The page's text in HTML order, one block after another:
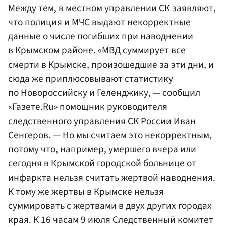
Между тем, в местномуправлении СКзаявляют,
что полиция и МЧС выдают некорректные
данные о числе погибших при наводнении
в Крымском районе. «МВД суммирует все
смерти в Крымске, произошедшие за эти дни, и
сюда же приплюсовывают статистику
по Новороссийску и Геленджику, — сообщил
«Газете.Ru» помощник руководителя
следственного управления СК России Иван
Сенгеров. — Но мы считаем это некорректным,
потому что, например, умершего вчера или
сегодня в Крымской городской больнице от
инфаркта нельзя считать жертвой наводнения.
К тому же жертвы в Крымске нельзя
суммировать с жертвами в двух других городах
края. К 16 часам 9 июля Следственный комитет